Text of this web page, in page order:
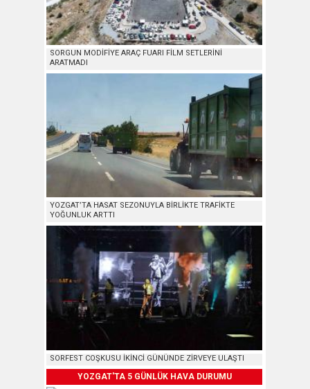
SORGUN MODİFİYE ARAÇ FUARI FİLM SETLERİNİ
ARATMADI
YOZGAT’TA HASAT SEZONUYLA BİRLİKTE TRAFİKTE
YOĞUNLUK ARTTI
SORFEST COŞKUSU İKİNCİ GÜNÜNDE ZİRVEYE ULAŞTI
YOZGAT'TA 5 GÜNLÜK HAVA DURUMU